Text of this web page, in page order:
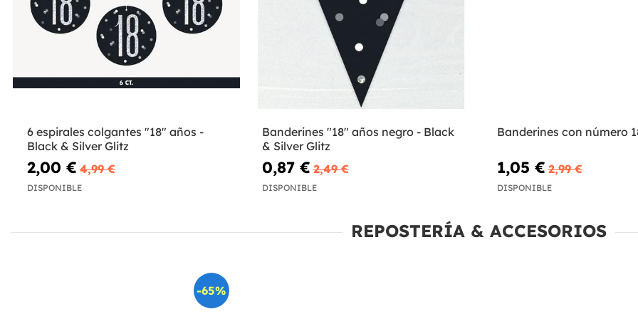
6 espirales colgantes "18" años -
Black & Silver Glitz
2,00 € 4,99 €
DISPONIBLE
Banderines "18" años negro - Black
& Silver Glitz
0,87 € 2,49 €
DISPONIBLE
Banderines con número
1,05 € 2,99 €
DISPONIBLE
REPOSTERÍA & ACCESORIOS
-65%